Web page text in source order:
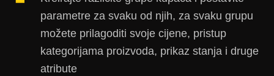
parametre za svaku od njih, za svaku grupu
možete prilagoditi svoje cijene, pristup
kategorijama proizvoda, prikaz stanja i druge
atribute